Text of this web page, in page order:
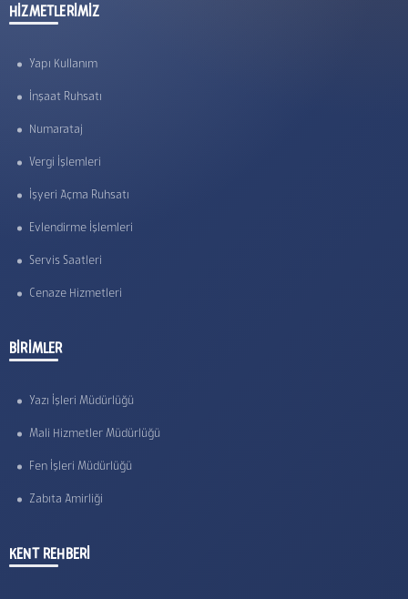
HİZMETLERİMİZ
Yapı Kullanım
İnşaat Ruhsatı
Numarataj
Vergi İşlemleri
İşyeri Açma Ruhsatı
Evlendirme İşlemleri
Servis Saatleri
Cenaze Hizmetleri
BİRİMLER
Yazı İşleri Müdürlüğü
Mali Hizmetler Müdürlüğü
Fen İşleri Müdürlüğü
Zabıta Amirliği
KENT REHBERİ